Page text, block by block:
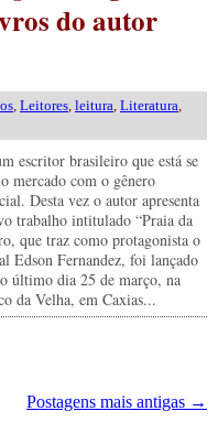
do autor
Leitores leitura Literatura
escritor brasileiro que está se
mercado com o gênero
Desta vez o autor apresenta
trabalho intitulado “Praia da
que traz como protagonista o
Edson Fernandez, foi lançado
último dia 25 de março, na
da Velha, em Caxias...
Postagens mais antigas →